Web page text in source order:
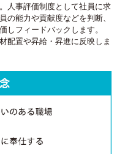
人事評価制度として社員に求
の能力や貢献度などを判断、
しフィードバックします。
配置や昇給・昇進に反映しま